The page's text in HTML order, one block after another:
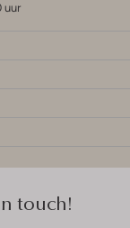
uur
touch!